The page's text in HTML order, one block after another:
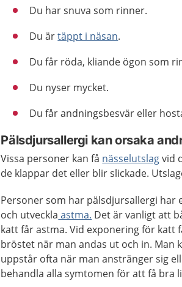
Du har snuva som rinner.
Du ärtäppt i näsan.
Du får röda, kliande ögon som
Du nyser mycket.
Du får andningsbesvär eller
Pälsdjursallergi kan orsaka
Vissa personer kan få nässelutslagvid
de klappar det eller blir slickade.
Personer som har pälsdjursallergi
och utveckla astma. Det är vanligt att
katt får astma. Vid exponering för katt
bröstet när man andas ut och in. Man
uppstår ofta när man anstränger sig
behandla alla symtomen för att få bra